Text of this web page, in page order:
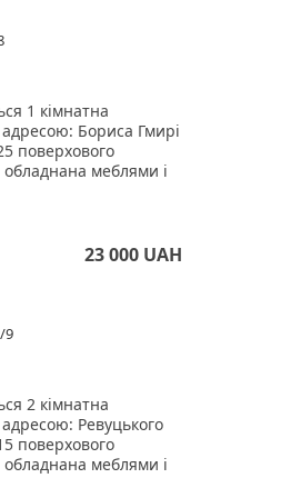
лише
за
етапах угоди. Ми
співпрацею!
1 кімнатна
Бориса Гмирі
поверхового
меблями і
та інше. Тихий
поруч місця для
лише
за
етапах угоди. Ми
співпрацею!
23 000 UAH
9
2 кімнатна
Ревуцького
поверхового
меблями і